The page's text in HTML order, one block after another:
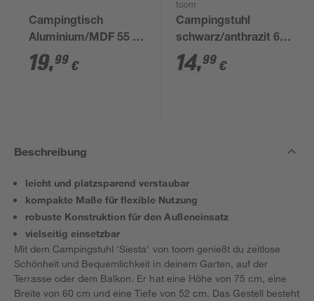
Campingtisch
Aluminium/MDF 55 x
68 x 75 cm
19,99 €
toom
Campingstuhl
schwarz/anthrazit 69
x 80 x 53 cm
14,99 €
Beschreibung
leicht und platzsparend verstaubar
kompakte Maße für flexible Nutzung
robuste Konstruktion für den Außeneinsatz
vielseitig einsetzbar
Mit dem Campingstuhl 'Siesta' von toom genießt du zeitlose
Schönheit und Bequemlichkeit in deinem Garten, auf der
Terrasse oder dem Balkon. Er hat eine Höhe von 75 cm, eine
Breite von 60 cm und eine Tiefe von 52 cm. Das Gestell besteht